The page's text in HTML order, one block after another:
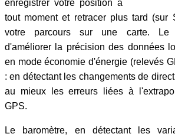
enregistrer votre position à
tout moment et retracer plus tard (sur
votre parcours sur une carte. Le
d'améliorer la précision des données
en mode économie d'énergie (relevés
: en détectant les changements de
au mieux les erreurs liées à
GPS.
Le baromètre, en détectant les